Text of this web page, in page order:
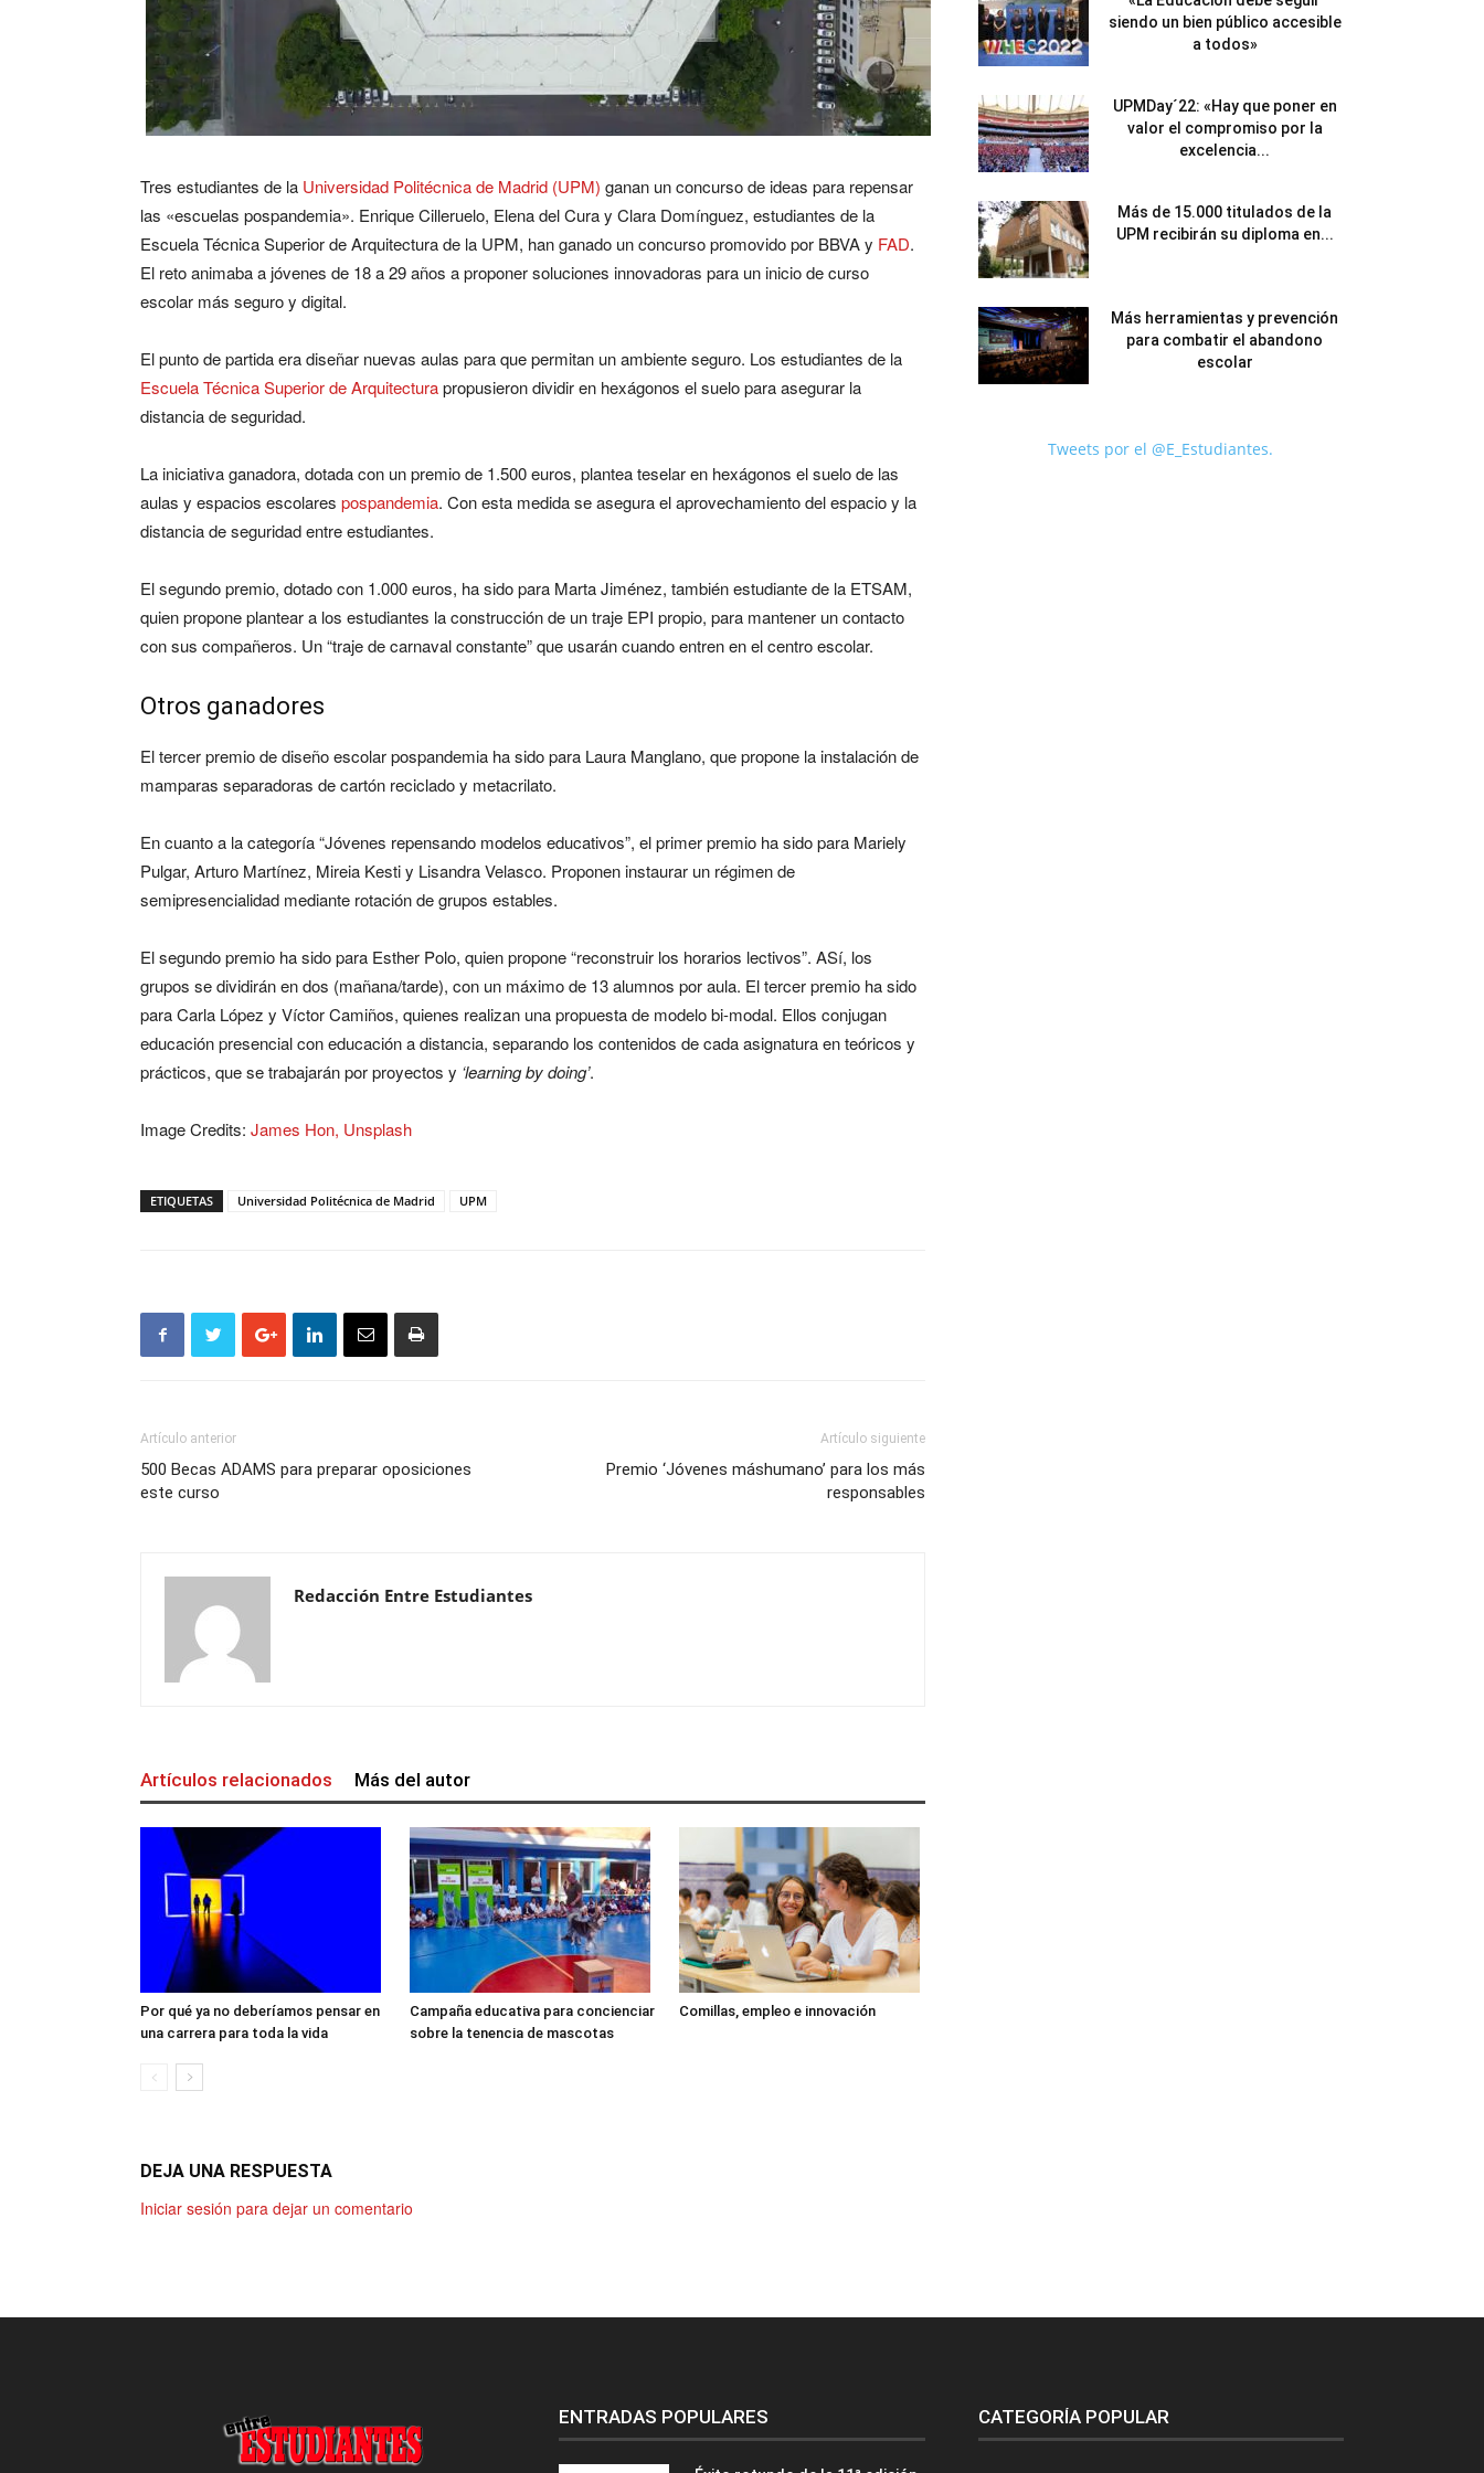
Tres estudiantes de la Universidad Politécnica de Madrid (UPM) ganan un concurso de ideas para repensar
las «escuelas pospandemia». Enrique Cilleruelo, Elena del Cura y Clara Domínguez, estudiantes de la
Escuela Técnica Superior de Arquitectura de la UPM, han ganado un concurso promovido por BBVA y FAD.
El reto animaba a jóvenes de 18 a 29 años a proponer soluciones innovadoras para un inicio de curso
escolar más seguro y digital.
El punto de partida era diseñar nuevas aulas para que permitan un ambiente seguro. Los estudiantes de la
Escuela Técnica Superior de Arquitecturapropusieron dividir en hexágonos el suelo para asegurar la
distancia de seguridad.
La iniciativa ganadora, dotada con un premio de 1.500 euros, plantea teselar en hexágonos el suelo de las
aulas y espacios escolares pospandemia. Con esta medida se asegura el aprovechamiento del espacio y la
distancia de seguridad entre estudiantes.
El segundo premio, dotado con 1.000 euros, ha sido para Marta Jiménez, también estudiante de la ETSAM,
quien propone plantear a los estudiantes la construcción de un traje EPI propio, para mantener un contacto
con sus compañeros. Un “traje de carnaval constante” que usarán cuando entren en el centro escolar.
Otros ganadores
El tercer premio de diseño escolar pospandemia ha sido para Laura Manglano, que propone la instalación de
mamparas separadoras de cartón reciclado y metacrilato.
En cuanto a la categoría “Jóvenes repensando modelos educativos”, el primer premio ha sido para Mariely
Pulgar, Arturo Martínez, Mireia Kesti y Lisandra Velasco. Proponen instaurar un régimen de
semipresencialidad mediante rotación de grupos estables.
El segundo premio ha sido para Esther Polo, quien propone “reconstruir los horarios lectivos”. ASí, los
grupos se dividirán en dos (mañana/tarde), con un máximo de 13 alumnos por aula. El tercer premio ha sido
para Carla López y Víctor Camiños, quienes realizan una propuesta de modelo bi-modal. Ellos conjugan
educación presencial con educación a distancia, separando los contenidos de cada asignatura en teóricos y
prácticos, que se trabajarán por proyectos y ‘learning by doing’.
Image Credits: James Hon, Unsplash
ETIQUETAS Universidad Politécnica de Madrid UPM
Artículo anterior
500 Becas ADAMS para preparar oposiciones
este curso
Artículo siguiente
Premio ‘Jóvenes máshumano’ para los más
responsables
Redacción Entre Estudiantes
Artículos relacionados Más del autor
Por qué ya no deberíamos pensar en
una carrera para toda la vida
Campaña educativa para concienciar
sobre la tenencia de mascotas
Comillas, empleo e innovación
DEJA UNA RESPUESTA
Iniciar sesión para dejar un comentario
siendo un bien público accesible
a todos»
UPMDay´22: «Hay que poner en
valor el compromiso por la
excelencia...
Más de 15.000 titulados de la
UPM recibirán su diploma en...
Más herramientas y prevención
para combatir el abandono
escolar
Tweets por el @E_Estudiantes.
ENTRADAS POPULARES CATEGORÍA POPULAR